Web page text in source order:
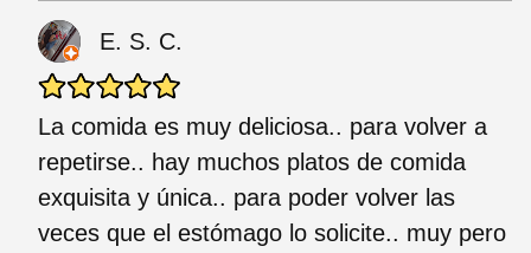
E. S. C.
La comida es muy deliciosa.. para volver a
repetirse.. hay muchos platos de comida
exquisita y única.. para poder volver las
veces que el estómago lo solicite.. muy pero